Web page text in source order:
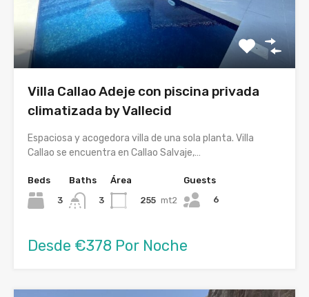
Villa Callao Adeje con piscina privada
climatizada by Vallecid
Espaciosa y acogedora villa de una sola planta. Villa
Callao se encuentra en Callao Salvaje,…
Beds
3
Baths
3
Área
255 mt2
Guests
6
Desde €378 Por Noche